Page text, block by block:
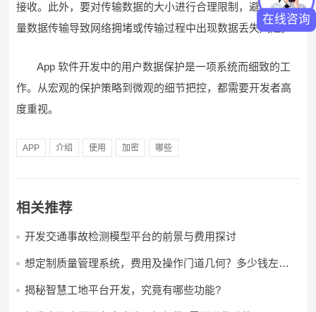
接收。此外，要对传输数据的大小进行合理限制，避免因大
量数据传输导致网络拥堵或传输过程中出现数据丢失风险。
App 软件开发中的用户数据保护是一项系统而细致的工
作。从宏观的保护策略到微观的细节把控，都需要开发者高
度重视。
APP 介绍 使用 加密 哪些
相关推荐
开发交通事故检测模型平台的前景与费用探讨
想定制质量管理系统，费用及操作门道几何？多少钱左右
揭秘智慧工地平台开发，究竟有哪些功能?
在线咨询